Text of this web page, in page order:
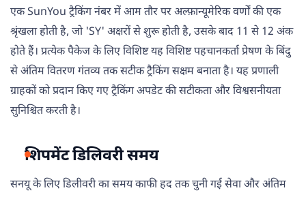
एक SunYou ट्रैकिंग नंबर में आम तौर पर अल्फ़ान्यूमेरिक वर्णों की एक
श्रृंखला होती है, जो 'SY' अक्षरों से शुरू होती है, उसके बाद 11 से 12 अंक
होते हैं। प्रत्येक पैकेज के लिए विशिष्ट यह विशिष्ट पहचानकर्ता प्रेषण के बिंदु
से अंतिम वितरण गंतव्य तक सटीक ट्रैकिंग सक्षम बनाता है। यह प्रणाली
ग्राहकों को प्रदान किए गए ट्रैकिंग अपडेट की सटीकता और विश्वसनीयता
सुनिश्चित करती है।
शिपमेंट डिलिवरी समय
सनयू के लिए डिलीवरी का समय काफी हद तक चुनी गई सेवा और अंतिम